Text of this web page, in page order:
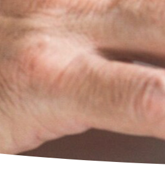
FAIRE UNE DEMANDE